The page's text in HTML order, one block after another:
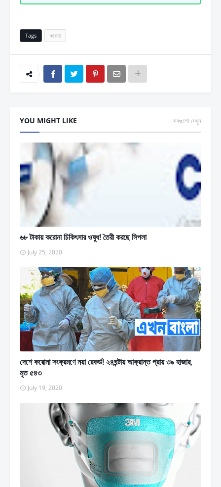
Tags করোনা
YOU MIGHT LIKE সবগুলো দেখুন
৬৮ টাকায় করোনা চিকিৎসার ওষুধ! তৈরী করছে সিপলা
July 25, 2020
দেশে করোনা সংক্রমণে নয়া রেকর্ড! ২৪ঘন্টায় আক্রান্ত প্রায় ৩৯ হাজার,
মৃত ৫৪৩
July 19, 2020